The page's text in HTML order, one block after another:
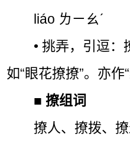
liáo ㄌㄧㄠˊ
• 挑弄，引逗：
如“眼花撩撩”。亦作
■撩组词
撩人、撩拨、